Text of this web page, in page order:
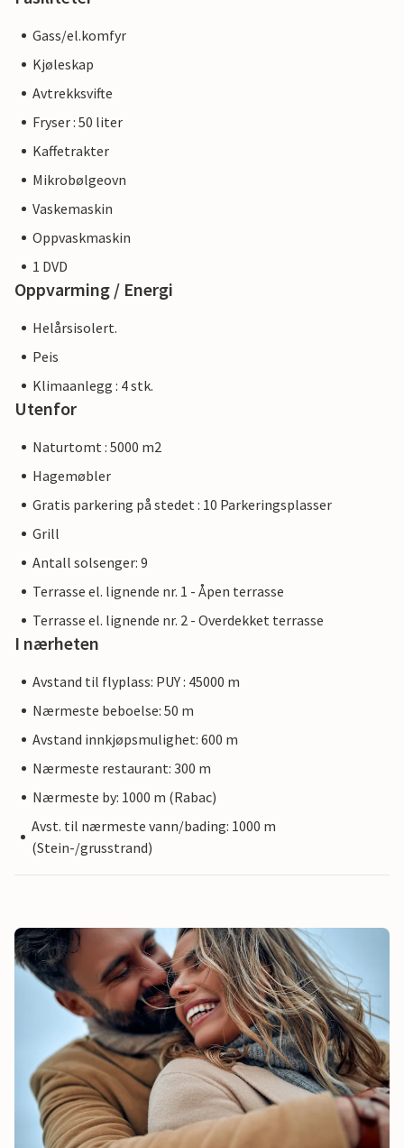
Gass/el.komfyr
Kjøleskap
Avtrekksvifte
Fryser : 50 liter
Kaffetrakter
Mikrobølgeovn
Vaskemaskin
Oppvaskmaskin
1 DVD
Oppvarming / Energi
Helårsisolert.
Peis
Klimaanlegg : 4 stk.
Utenfor
Naturtomt : 5000 m2
Hagemøbler
Gratis parkering på stedet : 10 Parkeringsplasser
Grill
Antall solsenger: 9
Terrasse el. lignende nr. 1 - Åpen terrasse
Terrasse el. lignende nr. 2 - Overdekket terrasse
I nærheten
Avstand til flyplass: PUY : 45000 m
Nærmeste beboelse: 50 m
Avstand innkjøpsmulighet: 600 m
Nærmeste restaurant: 300 m
Nærmeste by: 1000 m (Rabac)
Avst. til nærmeste vann/bading: 1000 m
(Stein-/grusstrand)